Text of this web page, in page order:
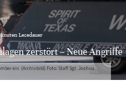
ein. (Archivbild) Foto: Staff Sgt. Joshua
Lesedauer
zerstört – Neue Angriffe